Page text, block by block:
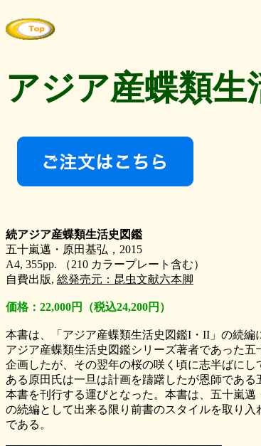
アジア産蝶類生
続アジア産蝶類生活史図鑑
五十嵐邁・原田基弘，2015
A4, 355pp. （210 カラープレート含む）
自費出版, 総発売元：昆虫文献六本脚
価格：22,000円（税込24,200円）
本書は、「アジア産蝶類生活史図鑑I・II」の続編
アジア産蝶類生活史図鑑シリーズ著者であった五
企画したが、その翌年の桜の咲く頃に志半ばに
ある原田氏は一旦は計画を躊躇したが恩師である
本書を刊行する運びとなった。本書は、五十嵐邁
の続編として出来る限り前書のスタイルを取り
である。